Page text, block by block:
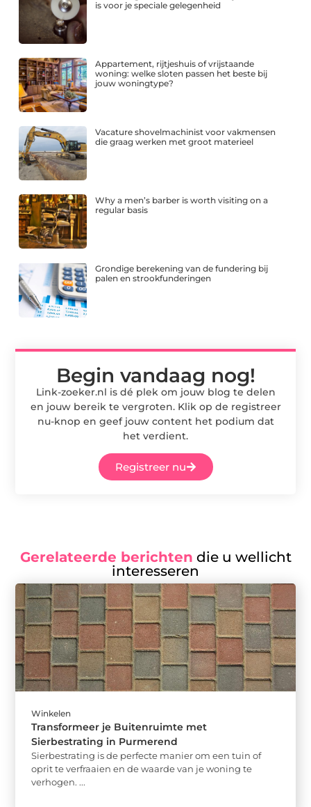
is voor je speciale gelegenheid
Appartement, rijtjeshuis of vrijstaande
woning: welke sloten passen het beste bij
jouw woningtype?
Vacature shovelmachinist voor vakmensen
die graag werken met groot materieel
Why a men’s barber is worth visiting on a
regular basis
Grondige berekening van de fundering bij
palen en strookfunderingen
Begin vandaag nog!
Link-zoeker.nl is dé plek om jouw blog te delen
en jouw bereik te vergroten. Klik op de registreer
nu-knop en geef jouw content het podium dat
het verdient.
Registreer nu
Gerelateerde berichten die u wellicht
interesseren
Winkelen
Transformeer je Buitenruimte met
Sierbestrating in Purmerend
Sierbestrating is de perfecte manier om een tuin of
oprit te verfraaien en de waarde van je woning te
verhogen. ...